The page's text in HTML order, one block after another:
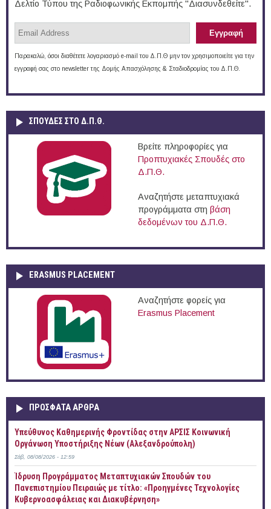
Δελτίο Τύπου της Ραδιοφωνικής Εκπομπής "Διασυνδεθείτε".
Παρακαλώ, όσοι διαθέτετε λογαριασμό e-mail του Δ.Π.Θ μην τον χρησιμοποιείτε για την
εγγραφή σας στο newsletter της Δομής Απασχόλησης & Σταδιοδρομίας του Δ.Π.Θ.
ΣΠΟΥΔΈΣ ΣΤΟ Δ.Π.Θ.
Βρείτε πληροφορίες για
Προπτυχιακές Σπουδές στο
Δ.Π.Θ.
Αναζητήστε μεταπτυχιακά
προγράμματα στη βάση
δεδομένων του Δ.Π.Θ.
ERASMUS PLACEMENT
Αναζητήστε φορείς για
Erasmus Placement
ΠΡOΣΦΑΤΑ AΡΘΡΑ
Yπεύθυνος Καθημερινής Φροντίδας στην ΑΡΣΙΣ Κοινωνική
Οργάνωση Υποστήριξης Νέων (Αλεξανδρούπολη)
Σάβ, 08/08/2026 - 12:59
Ίδρυση Προγράμματος Μεταπτυχιακών Σπουδών του
Πανεπιστημίου Πειραιώς με τίτλο: «Προηγμένες Τεχνολογίες
Κυβερνοασφάλειας και Διακυβέρνηση»